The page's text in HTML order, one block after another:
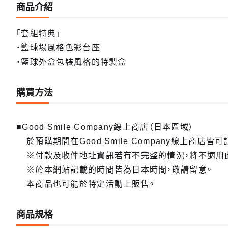
商品介紹
「套組特典」
・籃球場風格色彩台座
・籃球外盒包裝風格的特製盒
購買方法
■Good Smile Company線上商店（日本區域）
於預購期間在Good Smile Company線上商店皆可訂
※付款及收件地址資訊若有不完整的情況，將不適用
※於本網站記載的時間皆為日本時間，敬請留意。
本商品也可能於特定活動上販售。
商品規格